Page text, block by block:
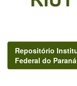
Repositório
Federal do